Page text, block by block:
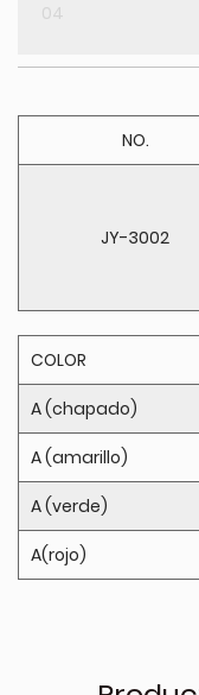
04
NO.
JY-3002
COLOR
A (chapado)
A (amarillo)
A (verde)
A(rojo)